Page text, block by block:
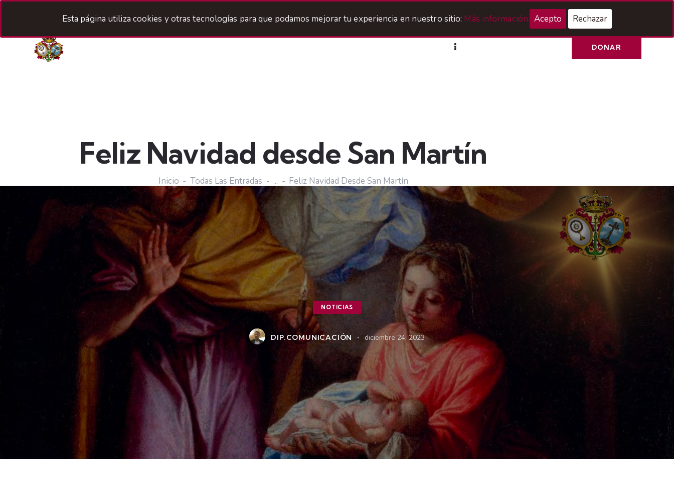
Acceso Hermanos
DONAR
Feliz Navidad desde San Martín
Inicio Todas Las Entradas ... Feliz Navidad Desde San Martín
NOTICIAS
DIP.COMUNICACIÓN diciembre 24, 2023
Esta página utiliza cookies y otras tecnologías para que podamos mejorar tu experiencia en nuestro sitio: Más información. Acepto Rechazar